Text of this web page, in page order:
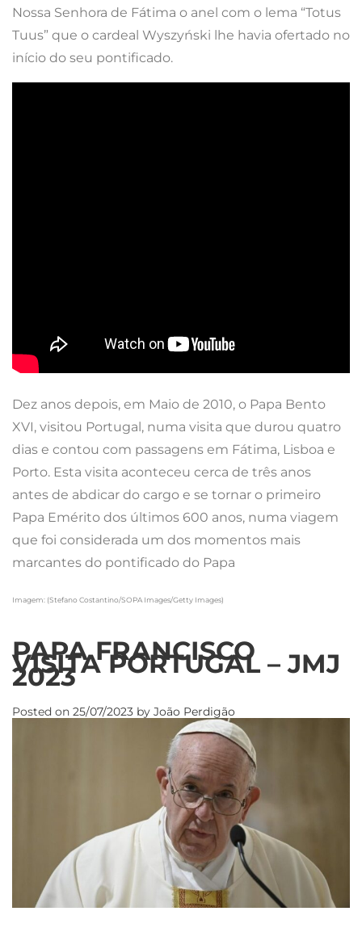
Nossa Senhora de Fátima o anel com o lema “Totus
Tuus” que o cardeal Wyszyński lhe havia ofertado no
início do seu pontificado.
Dez anos depois, em Maio de 2010, o Papa Bento
XVI, visitou Portugal, numa visita que durou quatro
dias e contou com passagens em Fátima, Lisboa e
Porto. Esta visita aconteceu cerca de três anos
antes de abdicar do cargo e se tornar o primeiro
Papa Emérito dos últimos 600 anos, numa viagem
que foi considerada um dos momentos mais
marcantes do pontificado do Papa
Imagem: (Stefano Costantino/SOPA Images/Getty Images)
PAPA FRANCISCO
VISITA PORTUGAL – JMJ
2023
Posted on 25/07/2023 by João Perdigão